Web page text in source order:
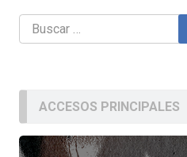
Buscar:
ACCESOS PRINCIPALES